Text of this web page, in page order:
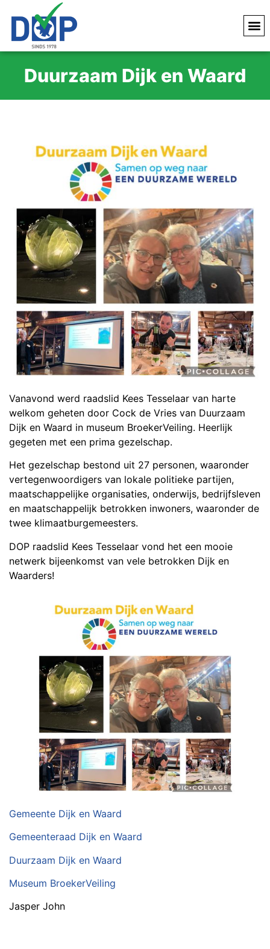
Duurzaam Dijk en Waard
Vanavond werd raadslid Kees Tesselaar van harte
welkom geheten door Cock de Vries van Duurzaam
Dijk en Waard in museum BroekerVeiling. Heerlijk
gegeten met een prima gezelschap.
Het gezelschap bestond uit 27 personen, waaronder
vertegenwoordigers van lokale politieke partijen,
maatschappelijke organisaties, onderwijs, bedrijfsleven
en maatschappelijk betrokken inwoners, waaronder de
twee klimaatburgemeesters.
DOP raadslid Kees Tesselaar vond het een mooie
netwerk bijeenkomst van vele betrokken Dijk en
Waarders!
Gemeente Dijk en Waard
Gemeenteraad Dijk en Waard
Duurzaam Dijk en Waard
Museum BroekerVeiling
Jasper John